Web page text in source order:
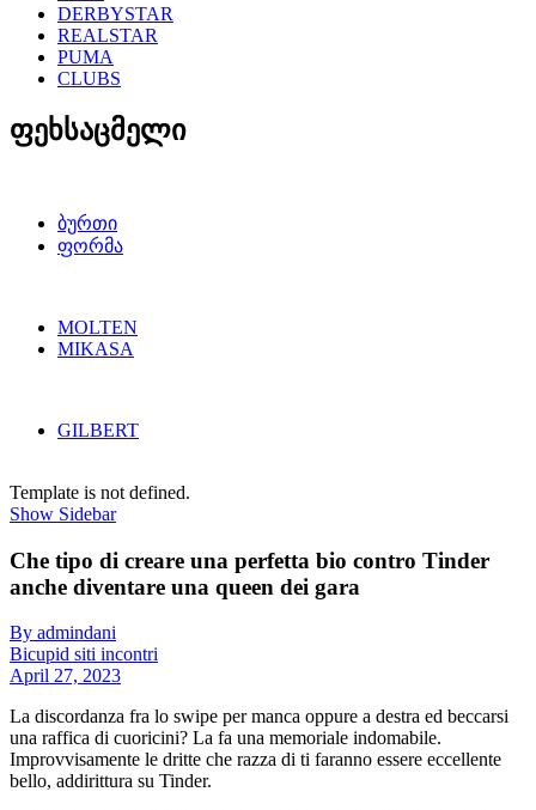
DERBYSTAR
REALSTAR
PUMA
CLUBS
ფეხსაცმელი
ბურთი
ფორმა
MOLTEN
MIKASA
GILBERT
Template is not defined.
Show Sidebar
Che tipo di creare una perfetta bio contro Tinder
anche diventare una queen dei gara
By admindani
Bicupid siti incontri
April 27, 2023
La discordanza fra lo swipe per manca oppure a destra ed beccarsi
una raffica di cuoricini? La fa una memoriale indomabile.
Improvvisamente le dritte che razza di ti faranno essere eccellente
bello, addirittura su Tinder.